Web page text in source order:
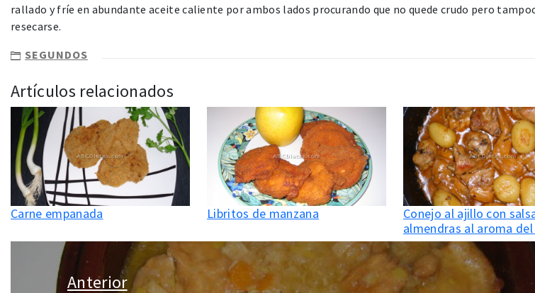
rallado y fríe en abundante aceite caliente por ambos lados procurando que no quede crudo pero
resecarse.
SEGUNDOS
Artículos relacionados
Carne empanada Libritos de manzana
Conejo al ajillo con
almendras al aroma
Navegación
Anterior